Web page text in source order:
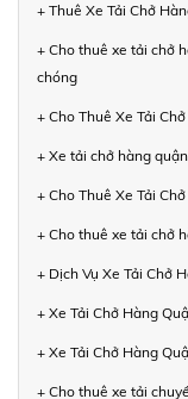
+ Thuê Xe Tải Chở
+ Cho thuê xe tải chở
chóng
+ Cho Thuê Xe Tải
+ Xe tải chở hàng
+ Cho Thuê Xe Tải
+ Cho thuê xe tải chở
+ Dịch Vụ Xe Tải Chở
+ Xe Tải Chở Hàng
+ Xe Tải Chở Hàng
+ Cho thuê xe tải